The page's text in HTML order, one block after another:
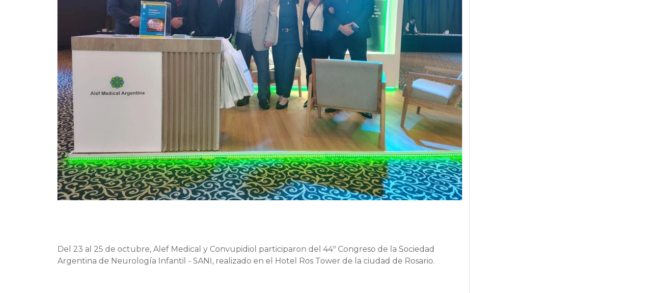
Del 23 al 25 de octubre, Alef Medical y Convupidiol participaron del 44º Congreso de la Sociedad
Argentina de Neurología Infantil - SANI, realizado en el Hotel Ros Tower de la ciudad de Rosario.